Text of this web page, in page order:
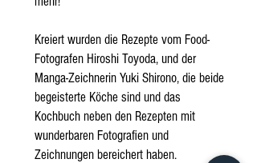
Kreiert wurden die Rezepte vom Food-
Fotografen Hiroshi Toyoda, und der
Manga-Zeichnerin Yuki Shirono, die beide
begeisterte Köche sind und das
Kochbuch neben den Rezepten mit
wunderbaren Fotografien und
Zeichnungen bereichert haben.